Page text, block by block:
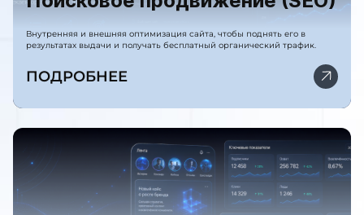
Внутренняя и внешняя оптимизация сайта, чтобы поднять его в
результатах выдачи и получать бесплатный органический трафик.
ПОДРОБНЕЕ